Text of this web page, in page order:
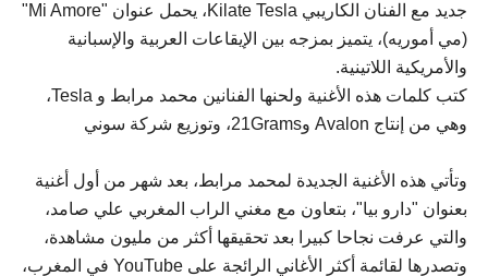
جديد مع الفنان الكاريبي Kilate Tesla، يحمل عنوان "Mi Amore"
(مي أموريه)، يتميز بمزجه بين الإيقاعات العربية والإسبانية
والأمريكية اللاتينية.
كتب كلمات هذه الأغنية ولحنها الفنانين محمد مرابط و Tesla،
وهي من إنتاج Avalon و21Grams، وتوزيع شركة سوني
وتأتي هذه الأغنية الجديدة لمحمد مرابط، بعد شهر من أول أغنية
بعنوان "دارو بيا"، بتعاون مع مغني الراب المغربي علي صامد،
والتي عرفت نجاحا كبيرا بعد تحقيقها أكثر من مليون مشاهدة،
وتصدرها لقائمة أكثر الأغاني الرائجة على YouTube في المغرب،